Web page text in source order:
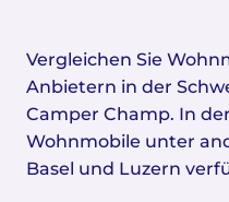
Vergleichen Sie
Anbietern in der
Camper Champ. In
Wohnmobile unter
Basel und Luzern